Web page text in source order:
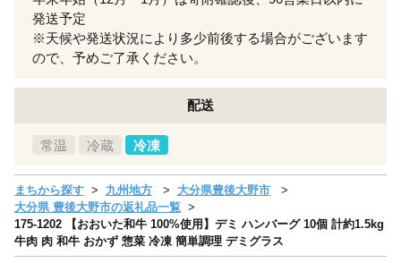
発送予定
※天候や発送状況により多少前後する場合がございます
ので、予めご了承ください。
配送
常温 冷蔵 冷凍
まちから探す 九州地方
大分県豊後大野市
大分県 豊後大野市の返礼品一覧
175-1202 【おおいた和牛 100%使用】デミ ハンバーグ 10個 計約1.5kg
牛肉 肉 和牛 おかず 惣菜 冷凍 簡単調理 デミグラス